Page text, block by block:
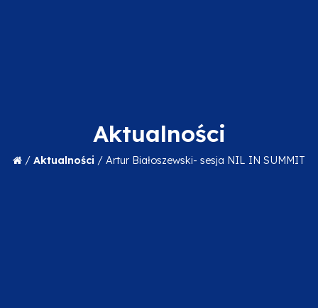
Aktualności
/ Aktualności / Artur Białoszewski- sesja NIL IN SUMMIT